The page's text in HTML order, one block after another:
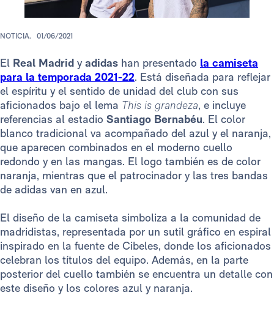
NOTICIA. 01/06/2021
El Real Madrid yadidas han presentado la camiseta
para la temporada 2021-22. Está diseñada para reflejar
el espíritu y el sentido de unidad del club con sus
aficionados bajo el lema This is grandeza, e incluye
referencias al estadio Santiago Bernabéu. El color
blanco tradicional va acompañado del azul y el naranja,
que aparecen combinados en el moderno cuello
redondo y en las mangas. El logo también es de color
naranja, mientras que el patrocinador y las tres bandas
de adidas van en azul.
El diseño de la camiseta simboliza a la comunidad de
madridistas, representada por un sutil gráfico en espiral
inspirado en la fuente de Cibeles, donde los aficionados
celebran los títulos del equipo. Además, en la parte
posterior del cuello también se encuentra un detalle con
este diseño y los colores azul y naranja.